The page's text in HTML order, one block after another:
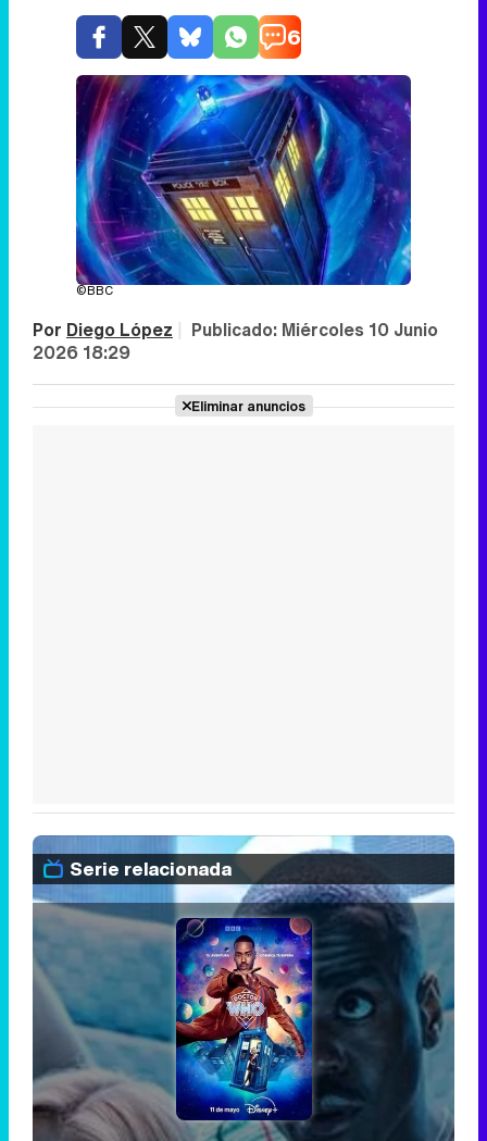
6
©BBC
Por Diego López | Publicado: Miércoles 10 Junio
2026 18:29
Eliminar anuncios
Serie relacionada